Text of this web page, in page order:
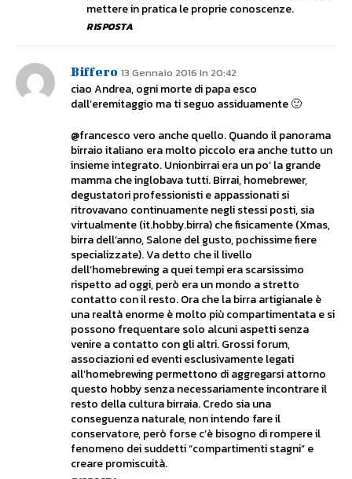
mettere in pratica le proprie conoscenze.
RISPOSTA
Biffero 13 Gennaio 2016 In 20:42
ciao Andrea, ogni morte di papa esco
dall’eremitaggio ma ti seguo assiduamente 🙂
@francesco vero anche quello. Quando il panorama
birraio italiano era molto piccolo era anche tutto un
insieme integrato. Unionbirrai era un po’ la grande
mamma che inglobava tutti. Birrai, homebrewer,
degustatori professionisti e appassionati si
ritrovavano continuamente negli stessi posti, sia
virtualmente (it.hobby.birra) che fisicamente (Xmas,
birra dell’anno, Salone del gusto, pochissime fiere
specializzate). Va detto che il livello
dell’homebrewing a quei tempi era scarsissimo
rispetto ad oggi, però era un mondo a stretto
contatto con il resto. Ora che la birra artigianale è
una realtà enorme è molto più compartimentata e si
possono frequentare solo alcuni aspetti senza
venire a contatto con gli altri. Grossi forum,
associazioni ed eventi esclusivamente legati
all’homebrewing permettono di aggregarsi attorno
questo hobby senza necessariamente incontrare il
resto della cultura birraia. Credo sia una
conseguenza naturale, non intendo fare il
conservatore, però forse c’è bisogno di rompere il
fenomeno dei suddetti “compartimenti stagni” e
creare promiscuità.